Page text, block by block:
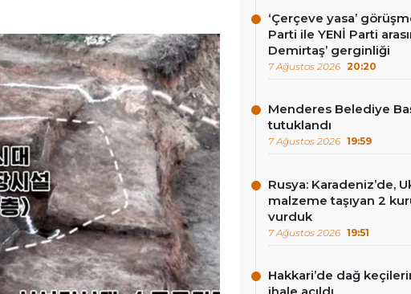
‘Çerçeve yasa’
Parti ile YENİ Parti
Demirtaş’ gerginliği
7 Ağustos 2026 20:20
Menderes Belediye
tutuklandı
7 Ağustos 2026 19:59
Rusya: Karadeniz’de,
malzeme taşıyan 2
vurduk
7 Ağustos 2026 19:51
Hakkari’de dağ